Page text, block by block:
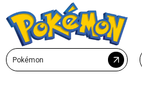
Pokémon